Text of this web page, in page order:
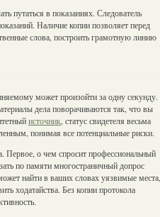
путаться в показаниях. Следователь
Наличие копии позволяет перед
слова, построить грамотную линию
может произойти за одну секунду.
дела поворачиваются так, что вы
источник , статус свидетеля весьма
понимая все потенциальные риски.
Первое, о чем спросит профессиональный
по памяти многостраничный допрос
найти в ваших словах уязвимые места,
ходатайства. Без копии протокола